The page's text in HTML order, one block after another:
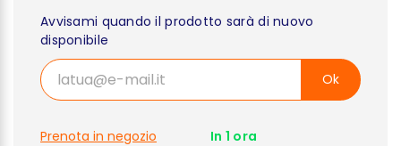
Avvisami quando il prodotto sarà di nuovo
disponibile
Ok
Prenota in negozio In 1 ora